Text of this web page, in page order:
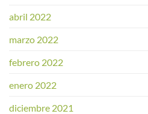
abril 2022
marzo 2022
febrero 2022
enero 2022
diciembre 2021